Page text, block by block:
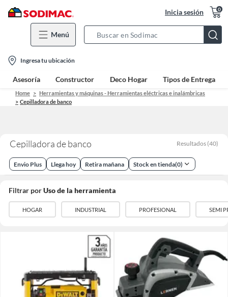
Inicia sesión 0
Menú
Bar
location-
icon
Ingresa tu ubicación
Asesoría Constructor Deco Hogar Tipos de Entrega
Home
Herramientas y máquinas - Herramientas eléctricas e inalámbricas
Cepilladora de banco
Cepilladora de banco Resultados (40)
Envio Plus Llega hoy Retira mañana Stock en tienda(0)
Filtrar porUso de la herramienta
HOGAR INDUSTRIAL PROFESIONAL SEMI